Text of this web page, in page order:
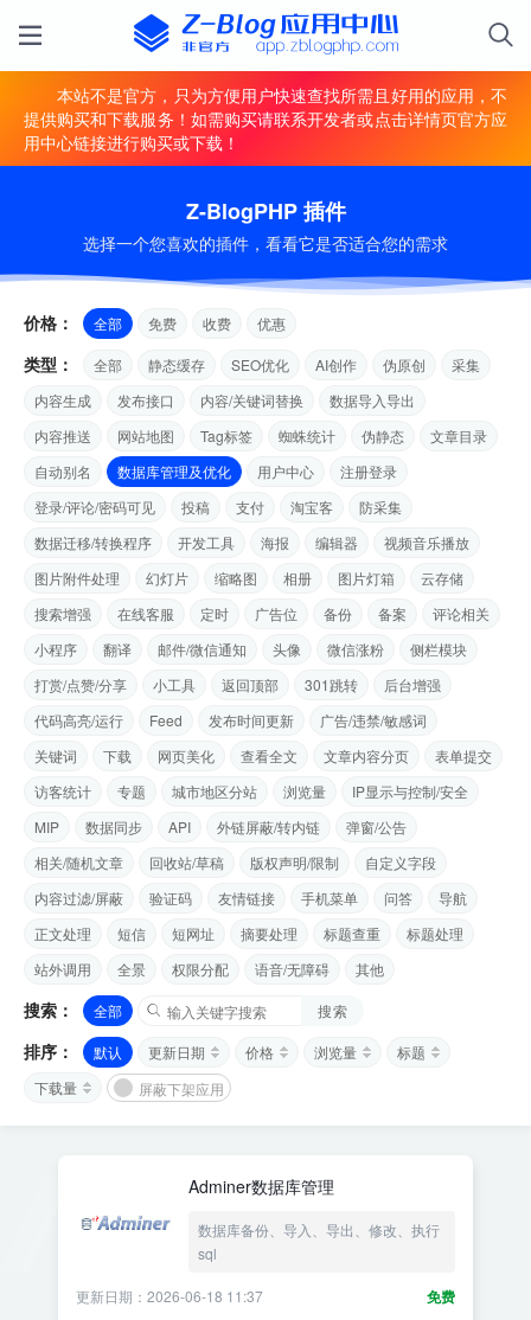
本站不是官方，只为方便用户快速查找所需且好用的应用，不
提供购买和下载服务！如需购买请联系开发者或点击详情页官方应
用中心链接进行购买或下载！
Z-BlogPHP 插件
选择一个您喜欢的插件，看看它是否适合您的需求
价格： 全部 免费 收费 优惠
类型： 全部 静态缓存 SEO优化 AI创作 伪原创
采集
内容生成
发布接口 内容/关键词替换
数据导入导出
内容推送
网站地图 Tag标签 蜘蛛统计 伪静态
文章目录
自动别名
数据库管理及优化 用户中心
注册登录
登录/评论/密码可见
投稿 支付 淘宝客
防采集
数据迁移/转换程序
开发工具 海报 编辑器
视频音乐播放
图片附件处理
幻灯片 缩略图 相册 图片灯箱
云存储
搜索增强
在线客服 定时 广告位 备份 备案
评论相关
小程序
翻译 邮件/微信通知 头像 微信涨粉
侧栏模块
打赏/点赞/分享
小工具 返回顶部 301跳转
后台增强
代码高亮/运行
Feed 发布时间更新
广告/违禁/敏感词
关键词
下载 网页美化 查看全文 文章内容分页
表单提交
访客统计
专题 城市地区分站 浏览量
IP显示与控制/安全
MIP
数据同步 API 外链屏蔽/转内链
弹窗/公告
相关/随机文章
回收站/草稿 版权声明/限制
自定义字段
内容过滤/屏蔽
验证码 友情链接 手机菜单 问答
导航
正文处理
短信 短网址 摘要处理 标题查重
标题处理
站外调用
全景 权限分配 语音/无障碍 其他
搜索： 全部 搜索
排序： 默认 更新日期 价格 浏览量
标题
下载量
屏蔽下架应用
Adminer数据库管理
数据库备份、导入、导出、修改、执行
sql
免费
更新日期：2026-06-18 11:37